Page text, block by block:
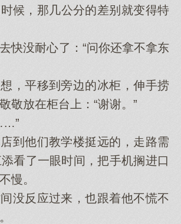
候，那几公分的差别就变得特
没耐心了：“问你还拿不拿东
平移到旁边的冰柜，伸手捞
敬放在柜台上：“谢谢。”
他们教学楼挺远的，走路需
看了一眼时间，把手机搁进口
慢。
反应过来，也跟着他不慌不